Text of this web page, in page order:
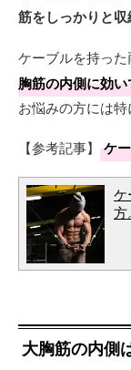
筋をしっかりと
ケーブルを持った
胸筋の内側に効
お悩みの方には特
【参考記事】 ケ
ケ
方
大胸筋の内側